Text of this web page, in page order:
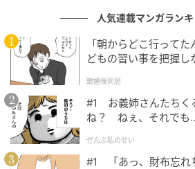
人気連載マンガラン
「朝からどこ行って
どもの習い事を把握し
離婚後同居
#1 お義姉さんたちく
ね？ ねぇ、それでも
ぜんぶ私のせい
#1 「あっ、財布忘れ